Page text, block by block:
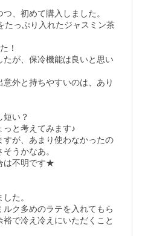
、初めて購入しました。
たっぷり入れたジャスミン茶
！
が、保冷機能は良いと思い
外と持ちやすいのは、あり
短い？
っと考えてみます♪
が、あまり使わなかったの
うかなあ。
は不明です★
た。
ク多めのラテを入れてもら
で冷え冷えにいただくこと